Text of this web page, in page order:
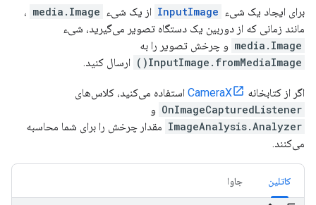
برای ایجاد یک شیء InputImage از یک شیء media.Image ،
مانند زمانی که از دوربین یک دستگاه تصویر می‌گیرید، شیء
media.Image و چرخش تصویر را به
InputImage.fromMediaImage()
ارسال کنید.
اگر از کتابخانه CameraX استفاده می‌کنید، کلاس‌های
OnImageCapturedListener و
ImageAnalysis.Analyzer مقدار چرخش را برای شما محاسبه
می‌کنند.
کاتلین جاوا